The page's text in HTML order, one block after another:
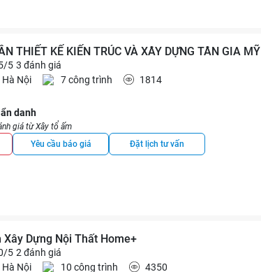
THIẾT KẾ KIẾN TRÚC VÀ XÂY DỰNG TÂN GIA MỸ
5 3 đánh giá
Nội
7 công trình 1814
danh
giá từ Xây tổ ấm
Yêu cầu báo giá Đặt lịch tư vấn
Xây Dựng Nội Thất Home+
5 2 đánh giá
Nội
10 công trình 4350